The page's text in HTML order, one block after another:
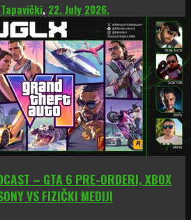
, 22. July 2026.
– GTA 6 PRE-ORDERI, XBOX
VS FIZIČKI MEDIJI